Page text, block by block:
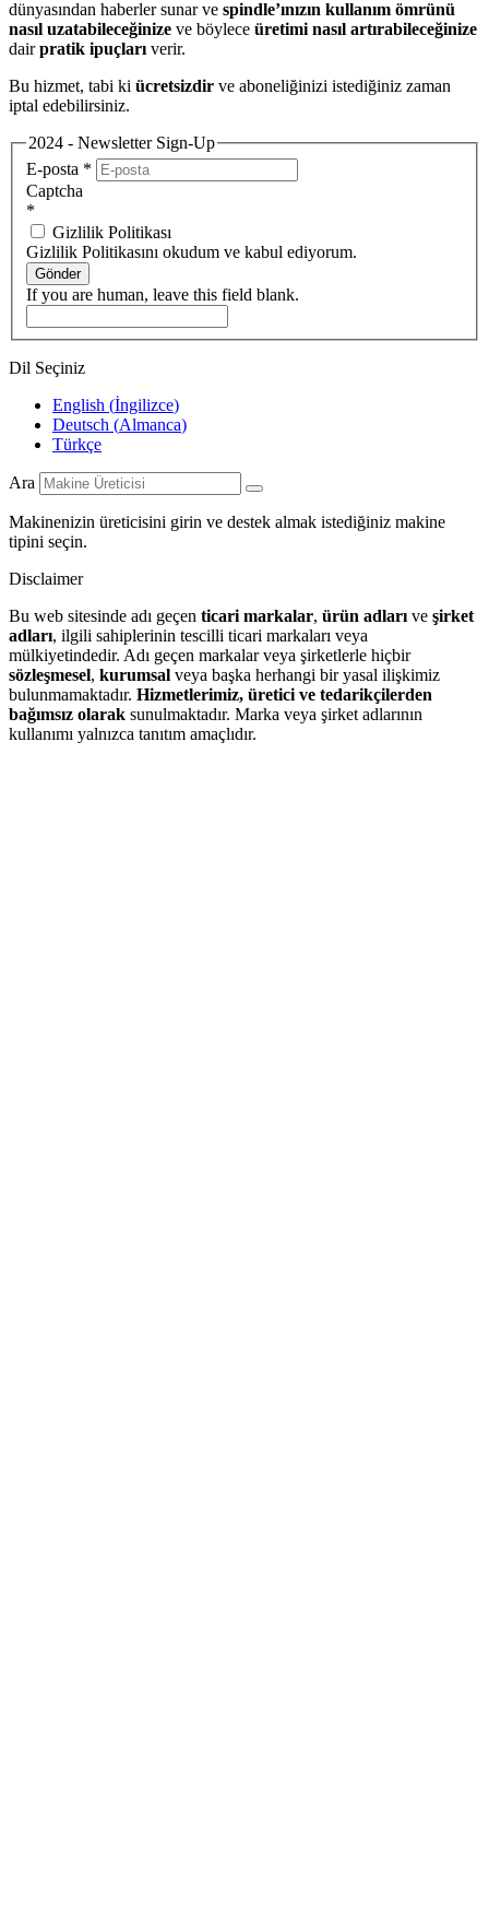
dünyasından haberler sunar ve spindle’ınızın kullanım ömrünü
nasıl uzatabileceğinize ve böylece üretimi nasıl artırabileceğinize
dairpratik ipuçları verir.
Bu hizmet, tabi ki ücretsizdir ve aboneliğinizi istediğiniz zaman
iptal edebilirsiniz.
2024 - Newsletter Sign-Up
E-posta *
Captcha
*
Gizlilik Politikası
Gizlilik Politikasını okudum ve kabul ediyorum.
Gönder
If you are human, leave this field blank.
Dil Seçiniz
English (İngilizce)
Deutsch (Almanca)
Türkçe
Ara
Makinenizin üreticisini girin ve destek almak istediğiniz makine
tipini seçin.
Disclaimer
Bu web sitesinde adı geçen ticari markalar, ürün adları ve şirket
adları, ilgili sahiplerinin tescilli ticari markaları veya
mülkiyetindedir. Adı geçen markalar veya şirketlerle hiçbir
sözleşmesel, kurumsal veya başka herhangi bir yasal ilişkimiz
bulunmamaktadır. Hizmetlerimiz, üretici ve tedarikçilerden
bağımsız olarak sunulmaktadır. Marka veya şirket adlarının
kullanımı yalnızca tanıtım amaçlıdır.